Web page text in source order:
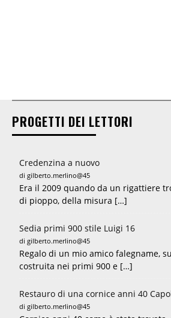
PROGETTI DEI LETTORI
Credenzina a nuovo
di gilberto.merlino@45
Era il 2009 quando da un rigattiere
di pioppo, della misura […]
Sedia primi 900 stile Luigi 16
di gilberto.merlino@45
Regalo di un mio amico falegname,
costruita nei primi 900 e […]
Restauro di una cornice anni 40
di gilberto.merlino@45